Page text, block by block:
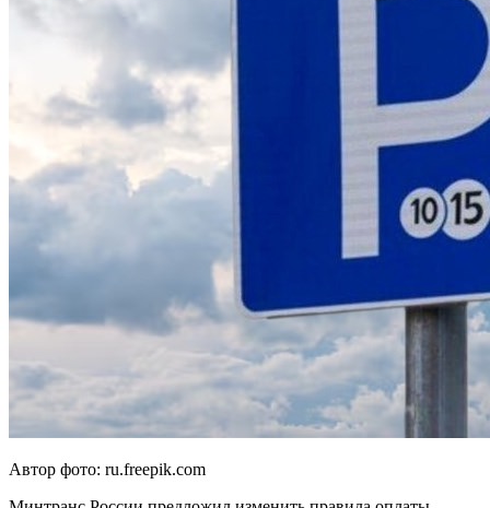
Автор фото: ru.freepik.com